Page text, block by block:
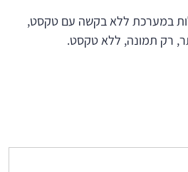
במערכת ללא בקשה עם טקסט,
רק תמונה, ללא טקסט.